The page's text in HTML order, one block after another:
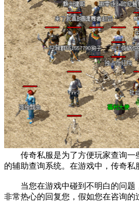
传奇私服是为了方便玩家查询一
的辅助查询系统。在游戏中，传奇私
当您在游戏中碰到不明白的问题
非常热心的回复您，假如您在咨询的